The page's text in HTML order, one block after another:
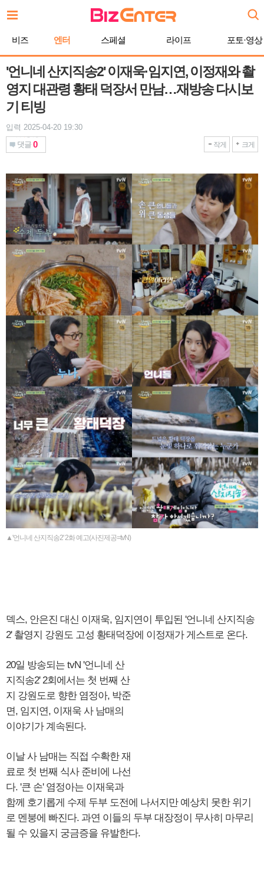
문
비즈 엔터 스페셜 라이프 포토·영상
'언니네 산지직송2' 이재욱·임지연, 이정재와 촬
영지 대관령 황태 덕장서 만남…재방송 다시보
기 티빙
입력 2025-04-20 19:30
댓글 0 작게 크게
▲'언니네 산지직송2' 2화 예고(사진제공=tvN)
덱스, 안은진 대신 이재욱, 임지연이 투입된 '언니네 산지직송
2' 촬영지 강원도 고성 황태덕장에 이정재가 게스트로 온다.
20일 방송되는 tvN '언니네 산
지직송2' 2회에서는 첫 번째 산
지 강원도로 향한 염정아, 박준
면, 임지연, 이재욱 사 남매의
이야기가 계속된다.
이날 사 남매는 직접 수확한 재
료로 첫 번째 식사 준비에 나선
다. '큰 손' 염정아는 이재욱과
함께 호기롭게 수제 두부 도전에 나서지만 예상치 못한 위기
로 멘붕에 빠진다. 과연 이들의 두부 대장정이 무사히 마무리
될 수 있을지 궁금증을 유발한다.